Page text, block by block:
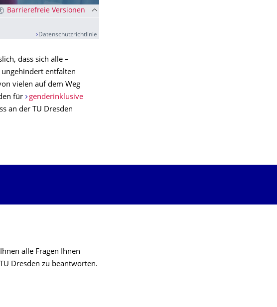
Barrierefreie Versionen
Datenschutzrichtlinie
dass sich alle –
entfalten
vielen auf dem Weg
für
genderinklusive
an der TU Dresden
alle Fragen Ihnen
Dresden zu beantworten.